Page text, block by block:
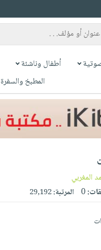
أطفال وناشئة
المطبخ والسفرة
المغربي
0 المرتبة:29,192